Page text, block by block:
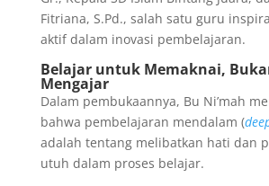
Fitriana, S.Pd., salah satu guru
aktif dalam inovasi pembelajaran.
Belajar untuk Memaknai,
Mengajar
Dalam pembukaannya, Bu Ni’mah
bahwa pembelajaran mendalam (
adalah tentang melibatkan hati dan
utuh dalam proses belajar.